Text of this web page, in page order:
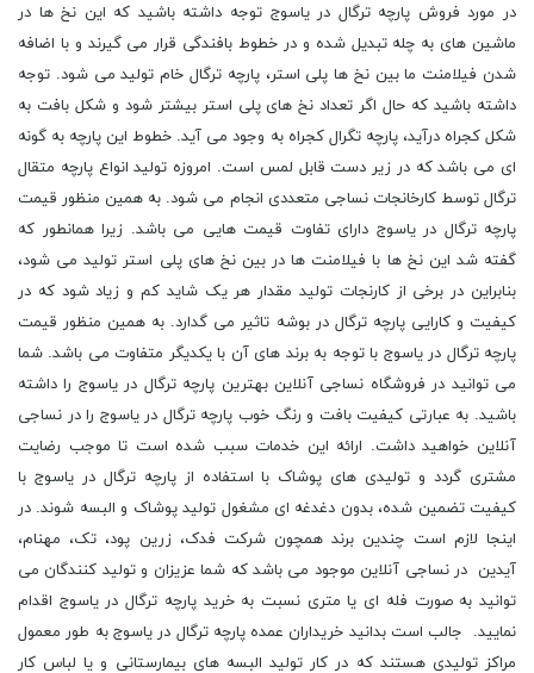
در مورد فروش پارچه ترگال در یاسوج توجه داشته باشید که این نخ ها در
ماشین های به چله تبدیل شده و در خطوط بافندگی قرار می گیرند و با اضافه
شدن فیلامنت ما بین نخ ها پلی استر، پارچه ترگال خام تولید می شود. توجه
داشته باشید که حال اگر تعداد نخ های پلی استر بیشتر شود و شکل بافت به
شکل کجراه درآید، پارچه تگرال کجراه به وجود می آید. خطوط این پارچه به گونه
ای می باشد که در زیر دست قابل لمس است. امروزه تولید انواع پارچه متقال
ترگال توسط کارخانجات نساجی متعددی انجام می ‌شود. به همین منظور قیمت
پارچه ترگال در یاسوج دارای تفاوت قیمت هایی می باشد. زیرا همانطور که
گفته شد این نخ ها با فیلامنت ها در بین نخ های پلی استر تولید می شود،
بنابراین در برخی از کارنجات تولید مقدار هر یک شاید کم و زیاد شود که در
کیفیت و کارایی پارچه ترگال در بوشه تاثیر می گدارد. به همین منظور قیمت
پارچه ترگال در یاسوج با توجه به برند های آن با یکدیگر متفاوت می باشد. شما
می توانید در فروشگاه نساجی آنلاین بهترین پارچه ترگال در یاسوج را داشته
باشید. به عبارتی کیفیت بافت و رنگ خوب پارچه ترگال در یاسوج را در نساجی
آنلاین خواهید داشت. ارائه این خدمات سبب شده است تا موجب رضایت
مشتری گردد و تولیدی ‌های پوشاک با استفاده از پارچه‌ ترگال در یاسوج با
کیفیت تضمین شده، بدون دغدغه‌ ای مشغول تولید پوشاک و البسه شوند. در
اینجا لازم است چندین برند همچون شرکت فدک، زرین پود، تک، مهنام،
آیدین در نساجی آنلاین موجود می باشد که شما عزیزان و تولید کنندگان می
توانید به صورت فله ای یا متری نسبت به خرید پارچه ترگال در یاسوج اقدام
نمایید. جالب است بدانید خریداران عمده پارچه ترگال در یاسوج به طور معمول
مراکز تولیدی هستند که در کار تولید البسه های بیمارستانی و یا لباس کار